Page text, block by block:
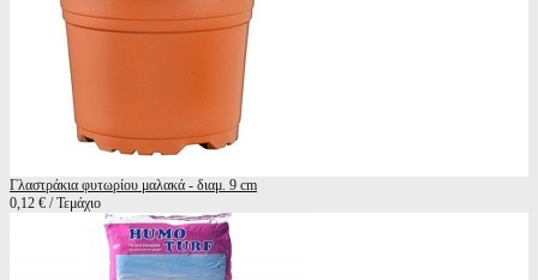
Γλαστράκια φυτωρίου μαλακά - διαμ. 9 cm
0,12 € / Τεμάχιο